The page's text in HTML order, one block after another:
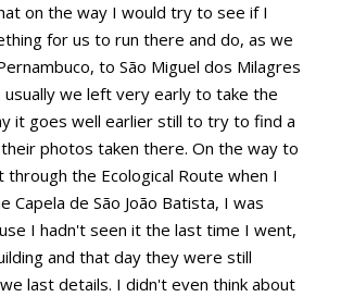
on the way I would try to see if I
for us to run there and do, as we
to São Miguel dos Milagres
usually we left very early to take the
it goes well earlier still to try to find a
photos taken there. On the way to
through the Ecological Route when I
Capela de São João Batista, I was
I hadn't seen it the last time I went,
and that day they were still
last details. I didn't even think about